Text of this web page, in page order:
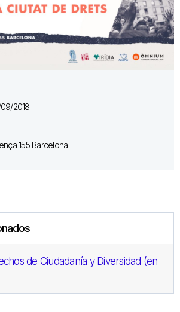
2018
155 Barcelona
de Ciudadanía y Diversidad (en